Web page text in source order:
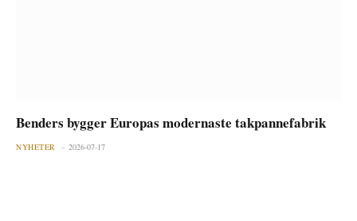
Benders bygger Europas modernaste takpannefabrik
NYHETER 2026-07-17